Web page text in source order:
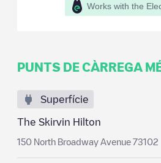
Works with the
PUNTS DE CÀRREGA
Superfície
The Skirvin Hilton
150 North Broadway Avenue 73102